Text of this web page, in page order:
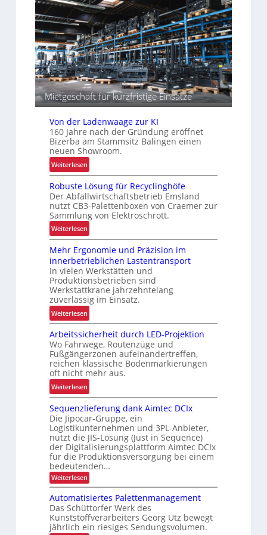
e
n
“
z
t
ä
t
e
n
I
n
t
r
a
l
o
g
i
s
t
i
k
Mietgeschäft für kurzfristige Einsätze
Von der Ladenwaage zur KI
160 Jahre nach der Gründung eröffnet
Bizerba am Stammsitz Balingen einen
neuen Showroom.
Weiterlesen:
V
o
n
d
e
r
a
d
e
n
w
a
a
g
e
z
u
r
K
Robuste Lösung für Recyclinghöfe
Der Abfallwirtschaftsbetrieb Emsland
nutzt CB3-Palettenboxen von Craemer zur
Sammlung von Elektroschrott.
Weiterlesen:
R
o
b
u
s
t
e
L
ö
s
u
n
g
f
ü
r
R
e
c
y
c
l
i
n
g
h
Mehr Ergonomie und Präzision im
innerbetrieblichen Lastentransport
In vielen Werkstätten und
Produktionsbetrieben sind
Werkstattkrane jahrzehntelang
zuverlässig im Einsatz.
Weiterlesen:
M
e
h
r
E
r
g
o
n
o
m
i
e
u
n
d
P
r
ä
Arbeitssicherheit durch LED-Projektion
Wo Fahrwege, Routenzüge und
Fußgängerzonen aufeinandertreffen,
reichen klassische Bodenmarkierungen
oft nicht mehr aus.
Weiterlesen:
A
r
b
e
i
t
s
s
i
c
h
e
Sequenzlieferung dank Aimtec DCIx
Die Jipocar-Gruppe, ein
Logistikunternehmen und 3PL-Anbieter,
nutzt die JIS-Lösung (Just in Sequence)
der Digitalisierungsplattform Aimtec DCIx
für die Produktionsversorgung bei einem
bedeutenden…
Weiterlesen:
S
q
u
e
n
Automatisiertes Palettenmanagement
Das Schüttorfer Werk des
Kunststoffverarbeiters Georg Utz bewegt
jährlich ein riesiges Sendungsvolumen.